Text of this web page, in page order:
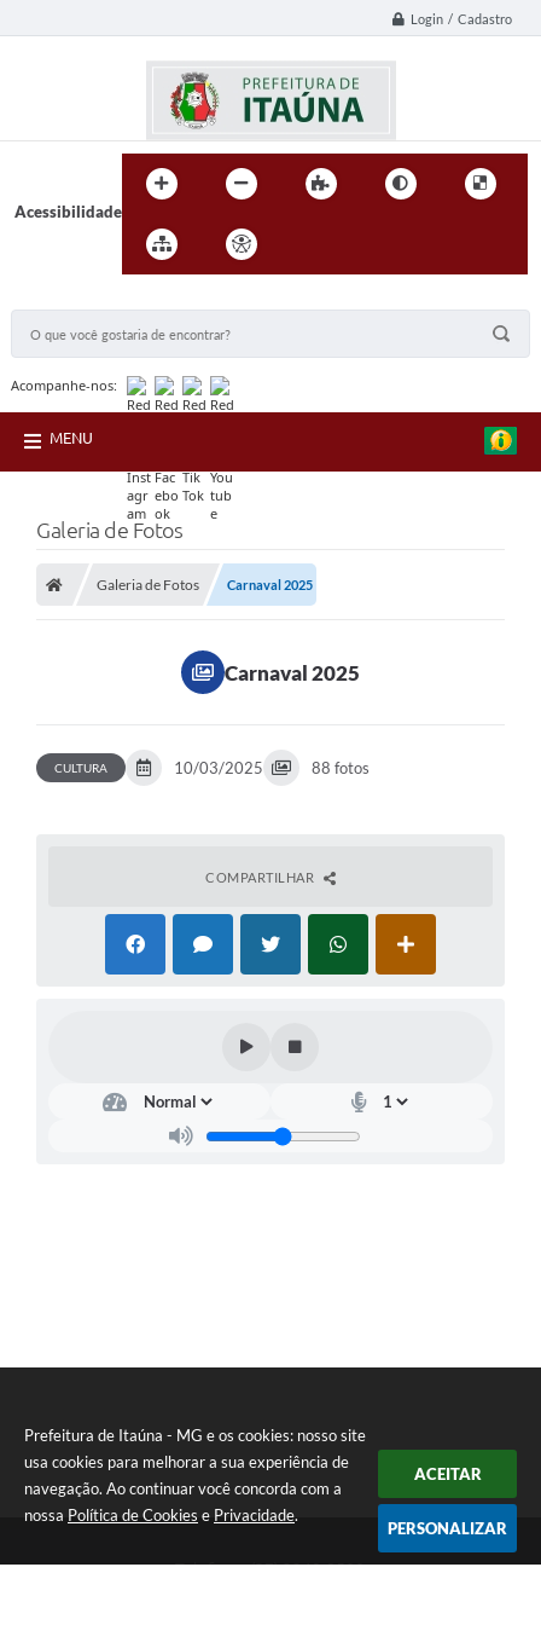
Prefeitura de Itaúna - MG e os cookies: nosso site
usa cookies para melhorar a sua experiência de
navegação. Ao continuar você concorda com a
nossa Política de Cookies e Privacidade.
ACEITAR
PERSONALIZAR
Login / Cadastro
Acessibilidade
Acompanhe-nos:
MENU
Galeria de Fotos
Galeria de Fotos Carnaval 2025
Carnaval 2025
CULTURA 10/03/2025 88 fotos
COMPARTILHAR
Telefone: (37) 3249-9500